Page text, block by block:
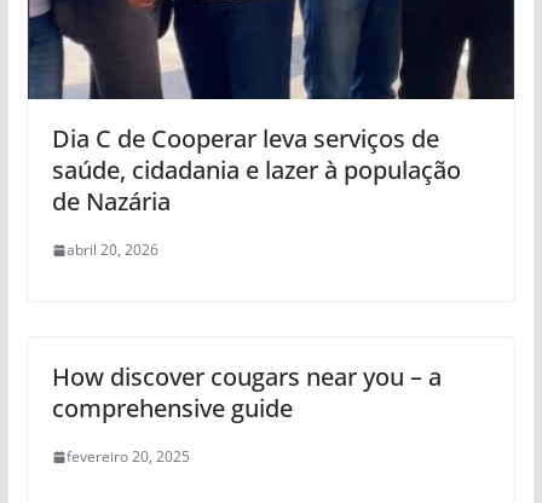
Dia C de Cooperar leva serviços de
saúde, cidadania e lazer à população
de Nazária
abril 20, 2026
How discover cougars near you – a
comprehensive guide
fevereiro 20, 2025